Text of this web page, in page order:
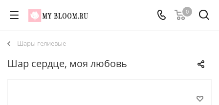
0
Шары гелиевые
Шар сердце, моя любовь